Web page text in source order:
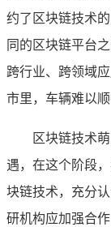
约了区块链技术
同的区块链平台
跨行业、跨领域
市里，车辆难以顺
区块链技术
遇，在这个阶段
块链技术，充分
研机构应加强合